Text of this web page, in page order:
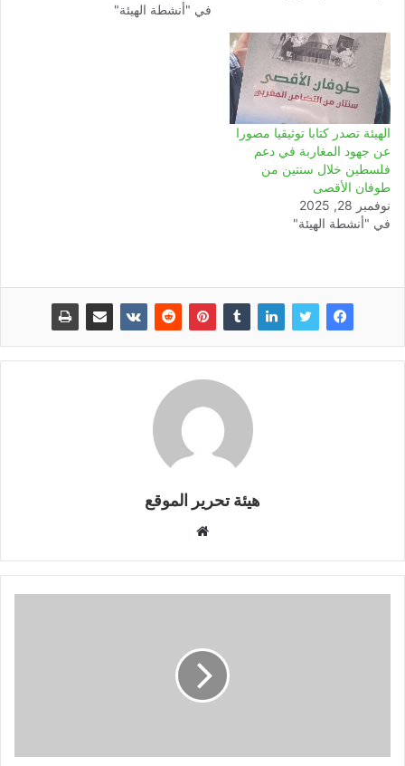
في "أنشطة الهيئة"
الهيئة تصدر كتابا توثيقيا مصورا
عن جهود المغاربة في دعم
فلسطين خلال سنتين من
طوفان الأقصى
نوفمبر 28, 2025
في "أنشطة الهيئة"
هيئة تحرير الموقع